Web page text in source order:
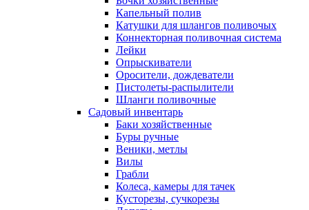
Капельный полив
Катушки для шлангов поливочых
Коннекторная поливочная система
Лейки
Опрыскиватели
Оросители, дождеватели
Пистолеты-распылители
Шланги поливочные
Садовый инвентарь
Баки хозяйственные
Буры ручные
Веники, метлы
Вилы
Грабли
Колеса, камеры для тачек
Кусторезы, сучкорезы